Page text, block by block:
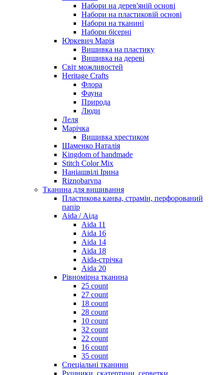
Набори на дерев'яній основі
Набори на пластиковій основі
Набори на тканині
Набори бісерні
Юркевич Марія
Вишивка на пластику
Вишивка на дереві
Світ можливостей
Heritage Crafts
Флора
Фауна
Природа
Люди
Леля
Марічка
Вишивка хрестиком
Шаменко Наталія
Kingdom of handmade
Stitch Color Mix
Наніашвілі Ірина
Riznobarvna
Тканина для вишивання
Пластикова канва, страмін, перфорований
папір
Aida / Аіда
Aida 11
Aida 16
Aida 14
Aida 18
Aida-стрічка
Aida 20
Рівномірна тканина
25 count
27 count
18 count
28 count
10 count
32 count
22 count
16 count
35 count
Спеціальні тканини
Рушники, скатертини, серветки